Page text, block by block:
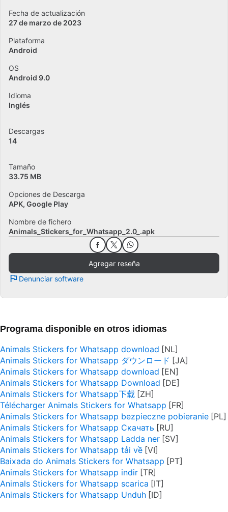
Fecha de actualización
27 de marzo de 2023
Plataforma
Android
OS
Android 9.0
Idioma
Inglés
Descargas
14
Tamaño
33.75 MB
Opciones de Descarga
APK, Google Play
Nombre de fichero
Animals_Stickers_for_Whatsapp_2.0_.apk
Agregar reseña
Denunciar software
Programa disponible en otros idiomas
Animals Stickers for Whatsapp download
Animals Stickers for Whatsapp ダウンロード
Animals Stickers for Whatsapp download
Animals Stickers for Whatsapp Download
Animals Stickers for Whatsapp下载
Télécharger Animals Stickers for Whatsapp
Animals Stickers for Whatsapp bezpieczne pobieranie
Animals Stickers for Whatsapp Скачать
Animals Stickers for Whatsapp Ladda ner
Animals Stickers for Whatsapp tải về
Baixada do Animals Stickers for Whatsapp
Animals Stickers for Whatsapp indir
Animals Stickers for Whatsapp scarica
Animals Stickers for Whatsapp Unduh